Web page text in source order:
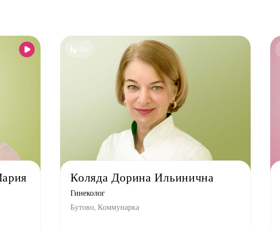
Пульмонолог
Стоматолог имплантолог
Фониатр
Все
Коляда Дорина Ильинична
Гинеколог
Бутово, Коммунарка